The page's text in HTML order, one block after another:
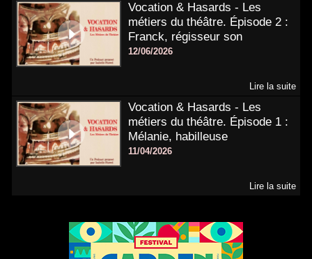
Vocation & Hasards - Les
métiers du théâtre. Épisode 2 :
Franck, régisseur son
12/06/2026
Lire la suite
Vocation & Hasards - Les
métiers du théâtre. Épisode 1 :
Mélanie, habilleuse
11/04/2026
Lire la suite